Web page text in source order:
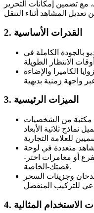
مع تضمين إمكانات التحرير
2. القدرات الأساسية
بالجودة الكاملة في
الكاميرا والإضاءة
3. الميزات الرئيسية
مكتبة من الشخصيات
نماذج ثلاثية الأبعاد
متعددة في لوحة
أو مغامرات اختر-
قصتك-الخاصة.
وجزيئات السحر
الاستخدام المثالية